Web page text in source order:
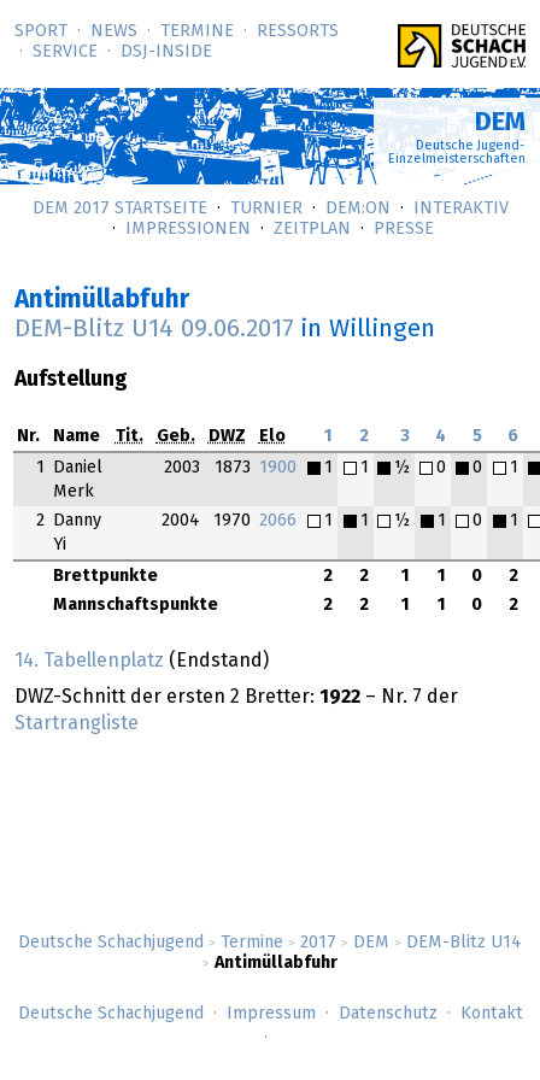
SPORT NEWS TERMINE
RESSORTS
SERVICE
DSJ-­INSIDE
Deutsche Schachjugend > Termine > 2017 > DEM > DEM-Blitz U14
> Antimüllabfuhr
DEM
Deutsche Jugend-
Einzelmeisterschaften
DEM 2017 STARTSEITE TURNIER DEM:ON
INTERAKTIV
IMPRESSIONEN
ZEITPLAN PRESSE
Antimüllabfuhr
DEM-Blitz U14 09.06.2017 in Willingen
Aufstellung
Nr. Name Tit. Geb. DWZ Elo 1 2 3 4 5 6
Brettpunkte 2 2 1 1 0
2
Mannschaftspunkte
2 2 1 1 0 2
1
Daniel
Merk
2003 1873 1900 1 1 ½ 0 0 1
2
Danny
Yi
2004 1970 2066 1 1 ½ 1 0 1
14. Tabellenplatz (Endstand)
DWZ-Schnitt der ersten 2 Bretter: 1922 – Nr. 7 der
Startrangliste
Deutsche Schachjugend Impressum Datenschutz Kontakt